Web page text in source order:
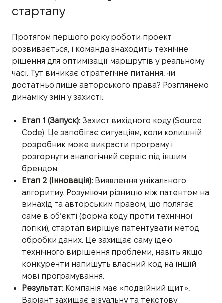
стартапу
Протягом першого року роботи проект
розвивається, і команда знаходить технічне
рішення для оптимізації маршрутів у реальному
часі. Тут виникає стратегічне питання: чи
достатньо лише авторського права? Розглянемо
динаміку змін у захисті:
Етап 1 (Запуск):Захист вихідного коду (Source
Code). Це запобігає ситуаціям, коли колишній
розробник може викрасти програму і
розгорнути аналогічний сервіс під іншим
брендом.
Етап 2 (Інновація):Виявлення унікального
алгоритму. Розуміючи різницю між патентом на
винахід та авторським правом, що полягає
саме в об’єкті (форма коду проти технічної
логіки), стартап вирішує патентувати метод
обробки даних. Це захищає саму ідею
технічного вирішення проблеми, навіть якщо
конкуренти напишуть власний код на іншій
мові програмування.
Результат:Компанія має «подвійний щит».
Варіант захищає візуальну та текстову